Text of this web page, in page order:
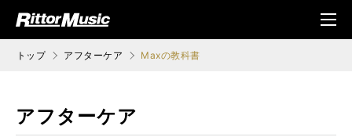
ジック (Rittor Musi
メニ
ュ
トップ アフターケア Maxの教科書
アフターケア